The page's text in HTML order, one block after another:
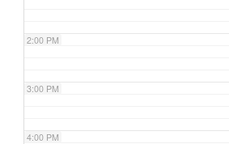
2:00 PM
3:00 PM
4:00 PM